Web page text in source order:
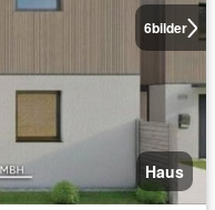
6bilder
Haus